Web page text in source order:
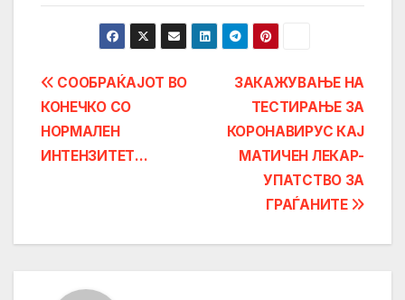
Post
navigation
ЗАКАЖУВАЊЕ НА
ТЕСТИРАЊЕ ЗА
КОРОНАВИРУС КАЈ
МАТИЧЕН ЛЕКАР-
УПАТСТВО ЗА
ГРАЃАНИТЕ
СООБРАЌАЈОТ ВО
КОНЕЧКО СО
НОРМАЛЕН
ИНТЕНЗИТЕТ…